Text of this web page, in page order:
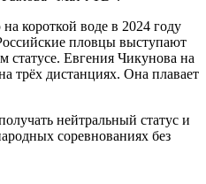
короткой воде в 2024 году
пловцы выступают
статусе. Евгения Чикунова на
трёх дистанциях. Она плавает
нейтральный статус и
соревнованиях без